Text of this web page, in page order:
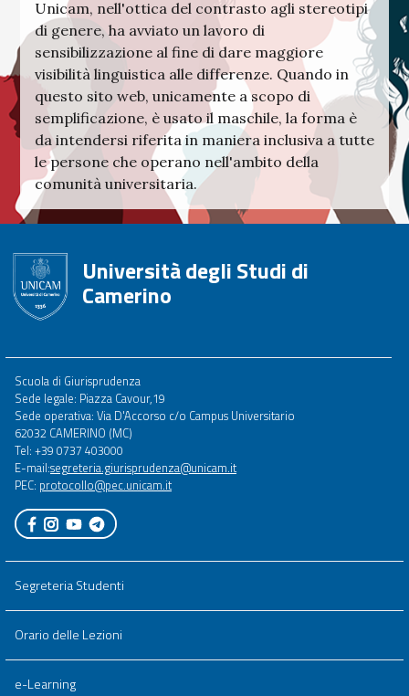
Unicam, nell'ottica del contrasto agli stereotipi
di genere, ha avviato un lavoro di
sensibilizzazione al fine di dare maggiore
visibilità linguistica alle differenze. Quando in
questo sito web, unicamente a scopo di
semplificazione, è usato il maschile, la forma è
da intendersi riferita in maniera inclusiva a tutte
le persone che operano nell'ambito della
comunità universitaria.
Università degli Studi di
Camerino
Footer
menu
full
Scuola di Giurisprudenza
Sede legale: Piazza Cavour,19
Sede operativa: Via D'Accorso c/o Campus Universitario
62032 CAMERINO (MC)
Tel: +39 0737 403000
E-mail:segreteria.giurisprudenza@unicam.it
PEC: protocollo@pec.unicam.it
Segreteria Studenti
Orario delle Lezioni
e-Learning